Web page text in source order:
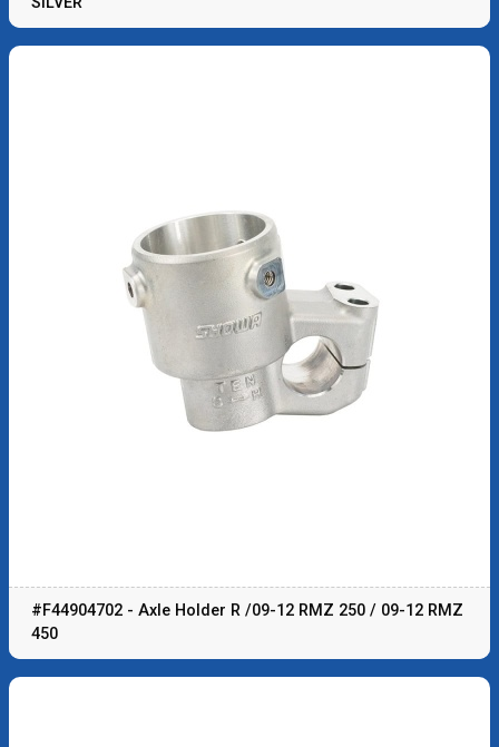
#F44904702 - Axle Holder R /09-12 RMZ 250 / 09-12 RMZ
450